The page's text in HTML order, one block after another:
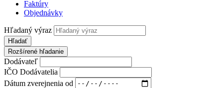
Faktúry
Objednávky
Hľadaný výraz
Hľadať
Rozšírené hľadanie
Dodávateľ
IČO Dodávatelia
Dátum zverejnenia od